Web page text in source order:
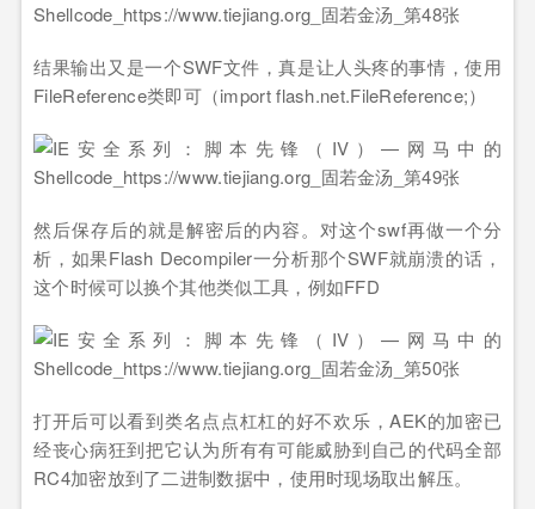
结果输出又是一个SWF文件，真是让人头疼的事情，使用
FileReference类即可（import flash.net.FileReference;）
然后保存后的就是解密后的内容。对这个swf再做一个分
析，如果Flash Decompiler一分析那个SWF就崩溃的话，
这个时候可以换个其他类似工具，例如FFD
打开后可以看到类名点点杠杠的好不欢乐，AEK的加密已
经丧心病狂到把它认为所有有可能威胁到自己的代码全部
RC4加密放到了二进制数据中，使用时现场取出解压。